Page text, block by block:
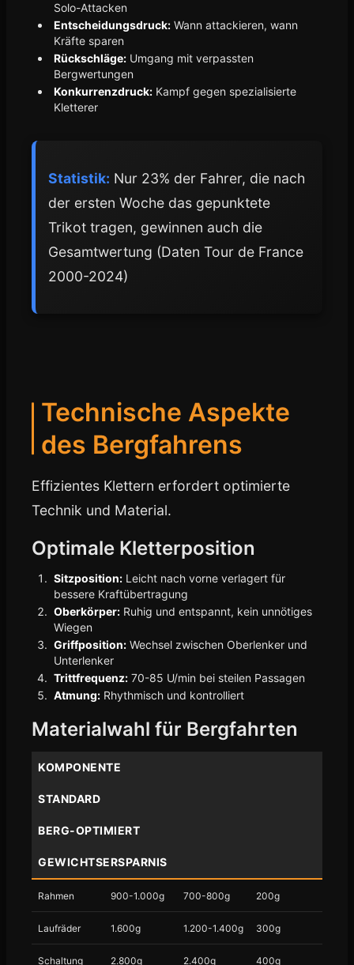
Solo-Attacken
Entscheidungsdruck: Wann attackieren, wann
Kräfte sparen
Rückschläge: Umgang mit verpassten
Bergwertungen
Konkurrenzdruck: Kampf gegen spezialisierte
Kletterer
Statistik: Nur 23% der Fahrer, die nach
der ersten Woche das gepunktete
Trikot tragen, gewinnen auch die
Gesamtwertung (Daten Tour de France
2000-2024)
Technische Aspekte
des Bergfahrens
Effizientes Klettern erfordert optimierte
Technik und Material.
Optimale Kletterposition
Sitzposition: Leicht nach vorne verlagert für
bessere Kraftübertragung
Oberkörper: Ruhig und entspannt, kein unnötiges
Wiegen
Griffposition: Wechsel zwischen Oberlenker und
Unterlenker
Trittfrequenz: 70-85 U/min bei steilen Passagen
Atmung: Rhythmisch und kontrolliert
Materialwahl für Bergfahrten
KOMPONENTE
STANDARD
BERG-OPTIMIERT
GEWICHTSERSPARNIS
Rahmen 900-1.000g 700-800g 200g
Laufräder 1.600g 1.200-1.400g 300g
Schaltung 2.800g 2.400g 400g